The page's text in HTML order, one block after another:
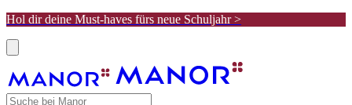
Hol dir deine Must-haves fürs neue Schuljahr >